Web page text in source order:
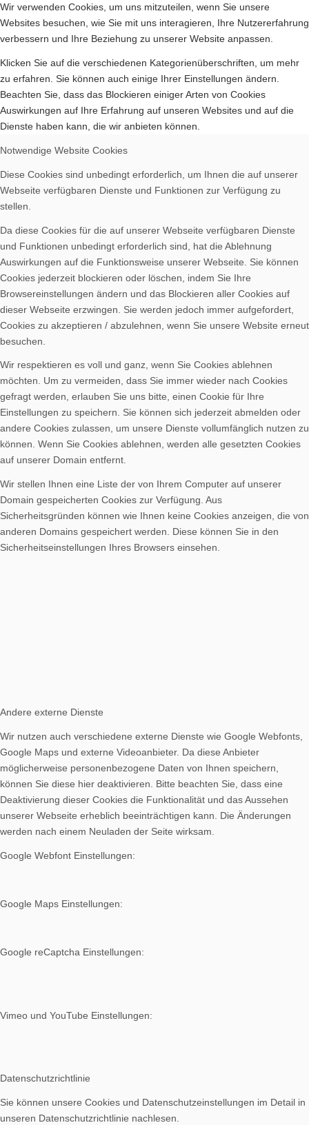
Wir verwenden Cookies, um uns mitzuteilen, wenn Sie unsere
Websites besuchen, wie Sie mit uns interagieren, Ihre Nutzererfahrung
verbessern und Ihre Beziehung zu unserer Website anpassen.
Klicken Sie auf die verschiedenen Kategorienüberschriften, um mehr
zu erfahren. Sie können auch einige Ihrer Einstellungen ändern.
Beachten Sie, dass das Blockieren einiger Arten von Cookies
Auswirkungen auf Ihre Erfahrung auf unseren Websites und auf die
Dienste haben kann, die wir anbieten können.
Notwendige Website Cookies
Diese Cookies sind unbedingt erforderlich, um Ihnen die auf unserer
Webseite verfügbaren Dienste und Funktionen zur Verfügung zu
stellen.
Da diese Cookies für die auf unserer Webseite verfügbaren Dienste
und Funktionen unbedingt erforderlich sind, hat die Ablehnung
Auswirkungen auf die Funktionsweise unserer Webseite. Sie können
Cookies jederzeit blockieren oder löschen, indem Sie Ihre
Browsereinstellungen ändern und das Blockieren aller Cookies auf
dieser Webseite erzwingen. Sie werden jedoch immer aufgefordert,
Cookies zu akzeptieren / abzulehnen, wenn Sie unsere Website erneut
besuchen.
Wir respektieren es voll und ganz, wenn Sie Cookies ablehnen
möchten. Um zu vermeiden, dass Sie immer wieder nach Cookies
gefragt werden, erlauben Sie uns bitte, einen Cookie für Ihre
Einstellungen zu speichern. Sie können sich jederzeit abmelden oder
andere Cookies zulassen, um unsere Dienste vollumfänglich nutzen zu
können. Wenn Sie Cookies ablehnen, werden alle gesetzten Cookies
auf unserer Domain entfernt.
Wir stellen Ihnen eine Liste der von Ihrem Computer auf unserer
Domain gespeicherten Cookies zur Verfügung. Aus
Sicherheitsgründen können wie Ihnen keine Cookies anzeigen, die von
anderen Domains gespeichert werden. Diese können Sie in den
Sicherheitseinstellungen Ihres Browsers einsehen.
Andere externe Dienste
Wir nutzen auch verschiedene externe Dienste wie Google Webfonts,
Google Maps und externe Videoanbieter. Da diese Anbieter
möglicherweise personenbezogene Daten von Ihnen speichern,
können Sie diese hier deaktivieren. Bitte beachten Sie, dass eine
Deaktivierung dieser Cookies die Funktionalität und das Aussehen
unserer Webseite erheblich beeinträchtigen kann. Die Änderungen
werden nach einem Neuladen der Seite wirksam.
Google Webfont Einstellungen:
Google Maps Einstellungen:
Google reCaptcha Einstellungen:
Vimeo und YouTube Einstellungen:
Datenschutzrichtlinie
Sie können unsere Cookies und Datenschutzeinstellungen im Detail in
unseren Datenschutzrichtlinie nachlesen.